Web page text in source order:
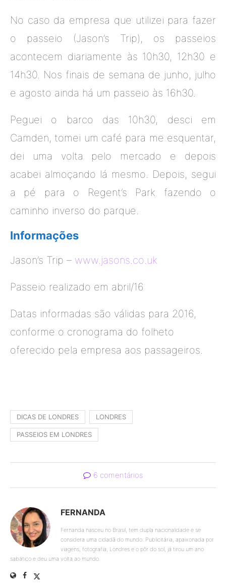
No caso da empresa que utilizei para fazer
o passeio (Jason’s Trip), os passeios
acontecem diariamente às 10h30, 12h30 e
14h30. Nos finais de semana de junho, julho
e agosto ainda há um passeio às 16h30.
Peguei o barco das 10h30, desci em
Camden, tomei um café para me esquentar,
dei uma volta pelo mercado e depois
acabei almoçando lá mesmo. Depois, segui
a pé para o Regent’s Park fazendo o
caminho inverso do parque.
Informações
Jason’s Trip – www.jasons.co.uk
Passeio realizado em abril/16
Datas informadas são válidas para 2016,
conforme o cronograma do folheto
oferecido pela empresa aos passageiros.
DICAS DE LONDRES LONDRES
PASSEIOS EM LONDRES
6 comentários
FERNANDA
Fernanda nasceu no Brasil, tem dupla nacionalidade e se
considera uma cidadã do mundo. Publicitária, apaixonada por
viagens, fotografia, Londres e o pôr do sol, já tirou um ano
sabático e deu uma volta ao mundo.